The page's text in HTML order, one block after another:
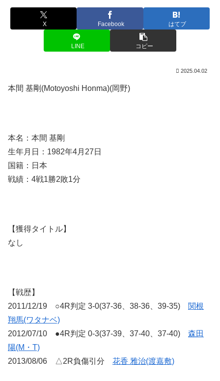
X Facebook はてブ
LINE コピー
2025.04.02
本間 基剛(Motoyoshi Honma)(岡野)
本名：本間 基剛
生年月日：1982年4月27日
国籍：日本
戦績：4戦1勝2敗1分
【獲得タイトル】
なし
【戦歴】
2011/12/19 ○4R判定 3-0(37-36、38-36、39-35) 関根
翔馬(ワタナベ)
2012/07/10 ●4R判定 0-3(37-39、37-40、37-40) 森田
陽(M・T)
2013/08/06 △2R負傷引分 花香 雅治(渡嘉敷)